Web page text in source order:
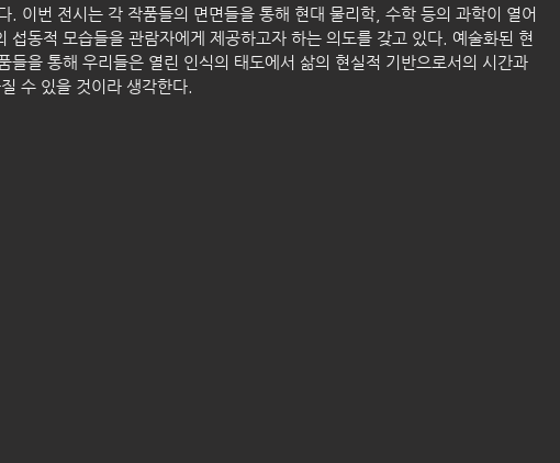
. 이번 전시는 각 작품들의 면면들을 통해 현대 물리학, 수학 등의 과학이 열어
섭동적 모습들을 관람자에게 제공하고자 하는 의도를 갖고 있다. 예술화된 현
들을 통해 우리들은 열린 인식의 태도에서 삶의 현실적 기반으로서의 시간과
수 있을 것이라 생각한다.